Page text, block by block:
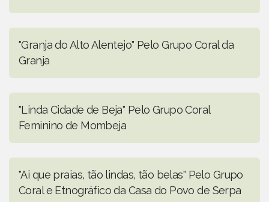
"Granja do Alto Alentejo" Pelo Grupo Coral da
Granja
"Linda Cidade de Beja" Pelo Grupo Coral
Feminino de Mombeja
"Ai que praias, tão lindas, tão belas" Pelo Grupo
Coral e Etnográfico da Casa do Povo de Serpa